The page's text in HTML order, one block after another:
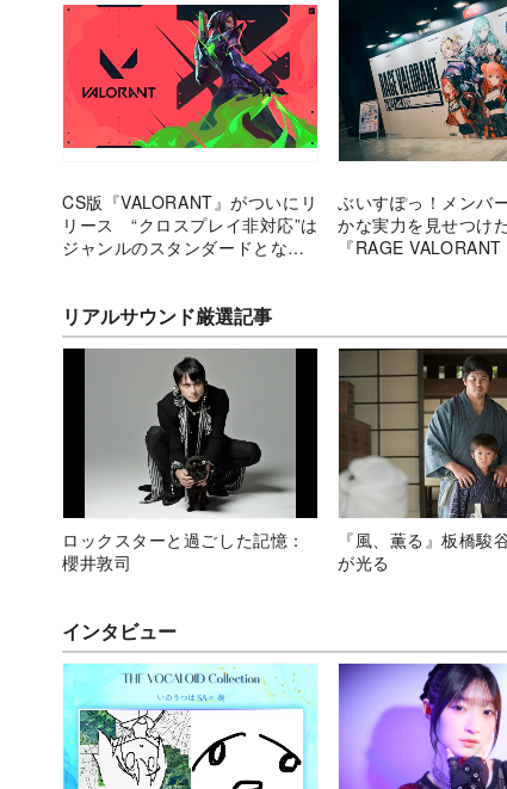
CS版『VALORANT』がついにリ
リース “クロスプレイ非対応”は
ジャンルのスタンダードとなる
ぶいすぽっ！メンバ
かな実力を見せつけ
『RAGE
リアルサウンド厳選記事
ロックスターと過ごした記憶：
櫻井敦司
『風、薫る』板橋駿
が光る
インタビュー